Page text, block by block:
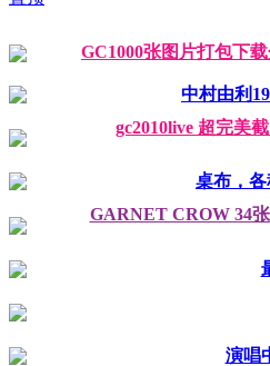
GC1000张图片打包下
中村由利
gc2010live 超完美
桌布，
GARNET CROW 34
演唱